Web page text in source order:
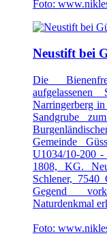
Foto:
Neustift bei
Die
Narringerberg
Sandgrube
Gemeinde
U1034/10-200 -
1808, KG.
Schlener, 7540
Gegend
Naturdenkmal
Foto: